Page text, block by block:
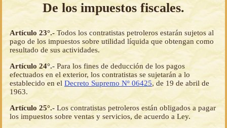
De los impuestos fiscales.
Artículo 23°.- Todos los contratistas petroleros estarán sujetos al
pago de los impuestos sobre utilidad líquida que obtengan como
resultado de sus actividades.
Artículo 24°.- Para los fines de deducción de los pagos
efectuados en el exterior, los contratistas se sujetarán a lo
establecido en el Decreto Supremo Nº 06425, de 19 de abril de
1963.
Artículo 25°.- Los contratistas petroleros están obligados a pagar
los impuestos sobre ventas y servicios, de acuerdo a Ley.